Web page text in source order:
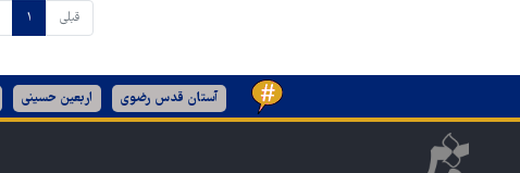
قبلی ۱
آستان قدس رضوی اربعین حسینی